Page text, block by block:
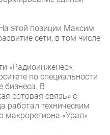
этой позиции Максим
сети, в том числе
«Радиоинженер»,
по специальности
бизнеса. В
сотовая связь» с
работал техническим
макрорегиона «Урал»